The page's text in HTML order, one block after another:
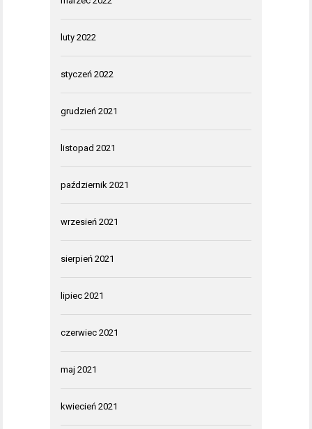
luty 2022
styczeń 2022
grudzień 2021
listopad 2021
październik 2021
wrzesień 2021
sierpień 2021
lipiec 2021
czerwiec 2021
maj 2021
kwiecień 2021